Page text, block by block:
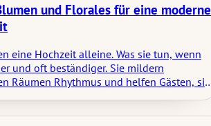
und Florales für eine moderne
eine Hochzeit alleine. Was sie tun, wenn
und oft beständiger. Sie mildern
Räumen Rhythmus und helfen Gästen,
ihnen jemals gesagt werden muss,
Dieser Artikel betrachtet